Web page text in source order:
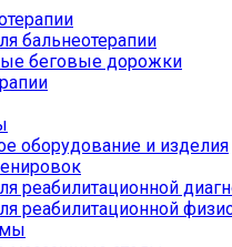
бальнеотерапии
беговые дорожки
оборудование и изделия
реабилитационной
реабилитационной